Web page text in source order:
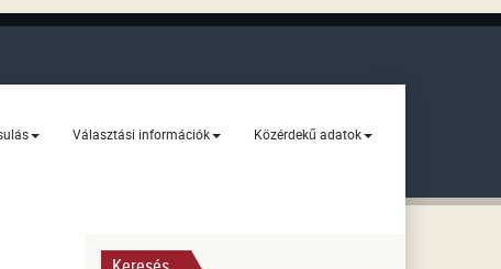
Választási információk Közérdekű adatok